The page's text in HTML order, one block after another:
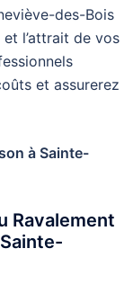
des-Bois
l’attrait de vos
et assurerez
Ravalement